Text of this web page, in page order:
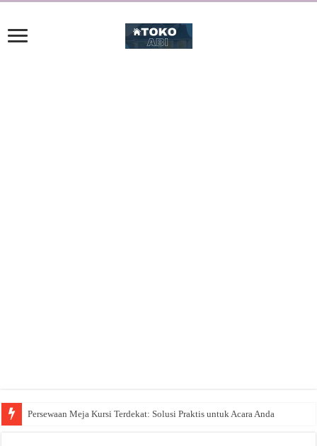
Persewaan Meja Kursi Terdekat: Solusi Praktis untuk Acara Anda